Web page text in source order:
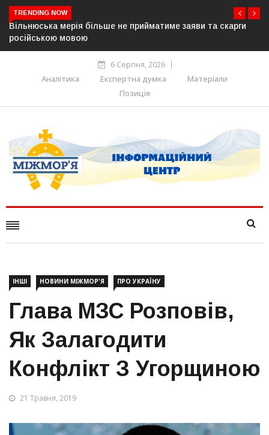
TRENDING NOW
заяви та скарги
В Угорщині можуть обрати нового
6 Серпня, 2026
Аналітика
Експертна думка
Матеріали
Позиція
ІНШІ НОВИНИ МІЖМОР'Я ПРО УКРАЇНУ
Глава МЗС Розповів,
Як Залагодити
Конфлікт З Угорщиною
21 Травня, 2019